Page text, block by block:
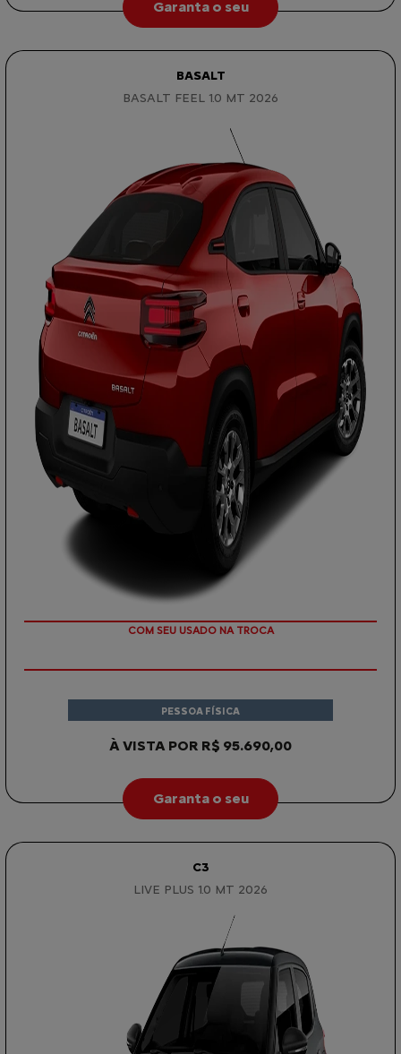
Garanta o seu
BASALT
BASALT FEEL 1.0 MT 2026
OU TAXA 0%
À VISTA POR R$ 95.690,00
PESSOA FÍSICA
Garanta o seu
C3
LIVE PLUS 1.0 MT 2026